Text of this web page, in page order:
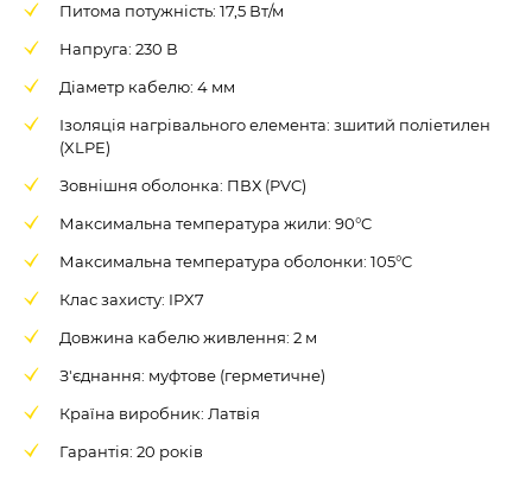
Питома потужність: 17,5 Вт/м
Напруга: 230 В
Діаметр кабелю: 4 мм
Ізоляція нагрівального елемента: зшитий поліетилен
(XLPE)
Зовнішня оболонка: ПВХ (PVC)
Максимальна температура жили: 90°C
Максимальна температура оболонки: 105°C
Клас захисту: IPX7
Довжина кабелю живлення: 2 м
З'єднання: муфтове (герметичне)
Країна виробник: Латвія
Гарантія: 20 років